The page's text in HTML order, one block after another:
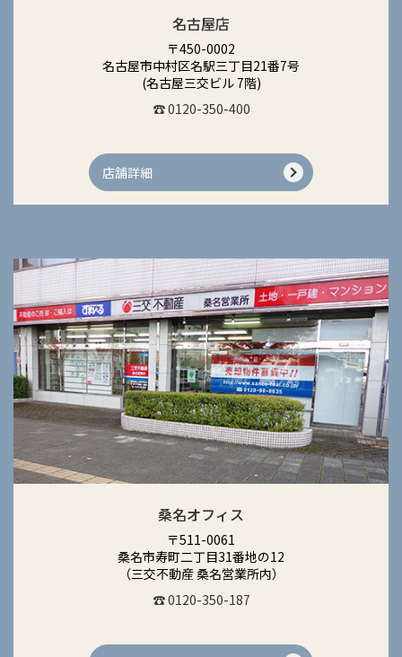
名古屋店
〒450-0002
名古屋市中村区名駅三丁目21番7号
(名古屋三交ビル 7階)
☎ 0120-350-400
店舗詳細
桑名オフィス
〒511-0061
桑名市寿町二丁目31番地の12
（三交不動産 桑名営業所内）
☎ 0120-350-187